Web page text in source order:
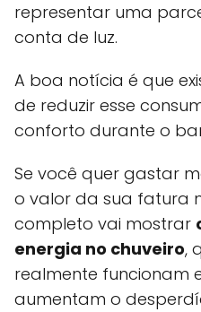
representar uma
conta de luz.
A boa notícia é que
de reduzir esse
conforto durante o
Se você quer gastar
o valor da sua fatura
completo vai mostrar
energia no chuveiro,
realmente funcionam
aumentam o